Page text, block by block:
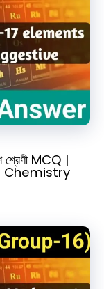
শ্রেণী MCQ |
Chemistry